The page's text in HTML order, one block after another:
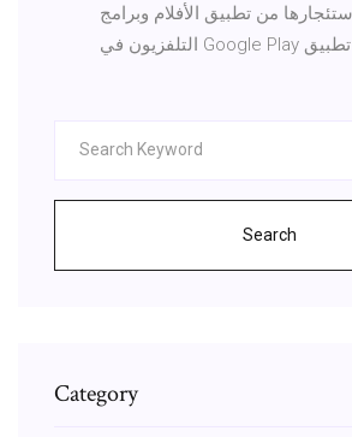
من تطبيق الأفلام وبرامج
Search
Category